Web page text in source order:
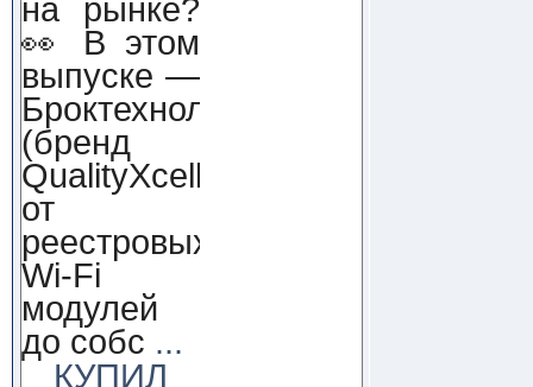
на рынке?
👀 В этом
выпуске —
Броктехнолоджи
(бренд
QualityXcellence):
от
реестровых
Wi-Fi
модулей
до собс ...
КУПИЛ